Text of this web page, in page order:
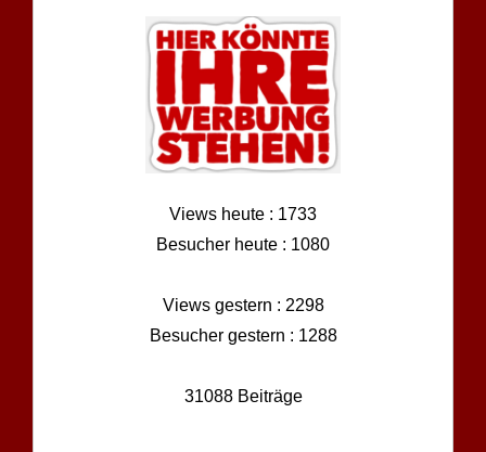
Views heute : 1733
Besucher heute : 1080
Views gestern : 2298
Besucher gestern : 1288
31088 Beiträge